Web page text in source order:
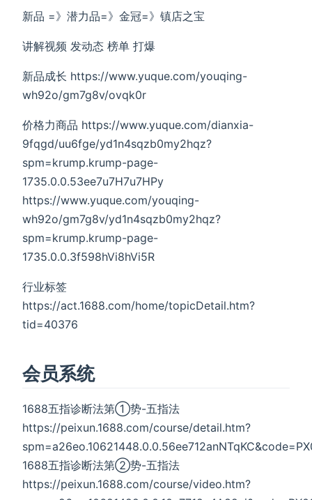
新品 =》潜力品=》金冠=》镇店之宝
讲解视频 发动态 榜单 打爆
新品成长 https://www.yuque.com/youqing-
wh92o/gm7g8v/ovqk0r
价格力商品 https://www.yuque.com/dianxia-
9fqgd/uu6fge/yd1n4sqzb0my2hqz?
spm=krump.krump-page-
1735.0.0.53ee7u7H7u7HPy
https://www.yuque.com/youqing-
wh92o/gm7g8v/yd1n4sqzb0my2hqz?
spm=krump.krump-page-
1735.0.0.3f598hVi8hVi5R
行业标签
https://act.1688.com/home/topicDetail.htm?
tid=40376
会员系统
1688五指诊断法第①势-五指法
https://peixun.1688.com/course/detail.htm?
1688五指诊断法第②势-五指法
https://peixun.1688.com/course/video.htm?